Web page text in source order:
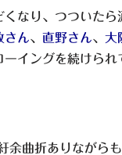
なり、つついた
さん、 直野さん、 大
イングを続けられ
曲折ありながら